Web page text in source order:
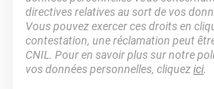
directives relatives au sort de vos
Vous pouvez exercer ces droits en
contestation, une réclamation peut
CNIL. Pour en savoir plus sur notre
vos données personnelles, cliquezici.